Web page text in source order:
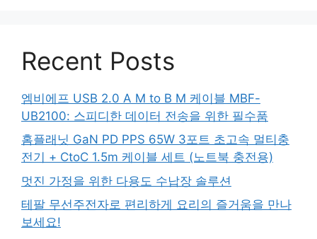
Recent Posts
엠비에프 USB 2.0 A M to B M 케이블 MBF-
UB2100: 스피디한 데이터 전송을 위한 필수품
홈플래닛 GaN PD PPS 65W 3포트 초고속 멀티충
전기 + CtoC 1.5m 케이블 세트 (노트북 충전용)
멋진 가정을 위한 다용도 수납장 솔루션
테팔 무선주전자로 편리하게 요리의 즐거움을 만나
보세요!